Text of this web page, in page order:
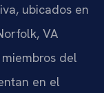
ubicados en
VA
del
en el